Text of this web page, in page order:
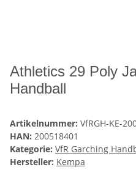
Athletics 29 Poly
Handball
Artikelnummer: VfRGH-KE-
HAN: 200518401
Kategorie: VfR Garching
Hersteller: Kempa